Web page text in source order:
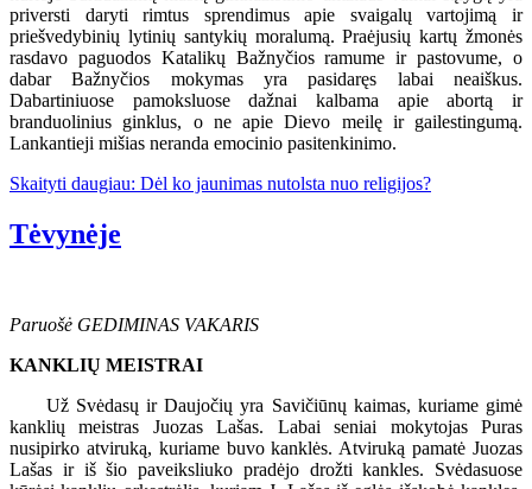
priversti daryti rimtus sprendimus apie svaigalų vartojimą ir
priešvedybinių lytinių santykių moralumą. Praėjusių kartų žmonės
rasdavo paguodos Katalikų Bažnyčios ramume ir pastovume, o
dabar Bažnyčios mokymas yra pasidaręs labai neaiškus.
Dabartiniuose pamoksluose dažnai kalbama apie abortą ir
branduolinius ginklus, o ne apie Dievo meilę ir gailestingumą.
Lankantieji mišias neranda emocinio pasitenkinimo.
Skaityti daugiau: Dėl ko jaunimas nutolsta nuo religijos?
Tėvynėje
Paruošė GEDIMINAS VAKARIS
KANKLIŲ MEISTRAI
Už Svėdasų ir Daujočių yra Savičiūnų kaimas, kuriame gimė
kanklių meistras Juozas Lašas. Labai seniai mokytojas Puras
nusipirko atviruką, kuriame buvo kanklės. Atviruką pamatė Juozas
Lašas ir iš šio paveiksliuko pradėjo drožti kankles. Svėdasuose